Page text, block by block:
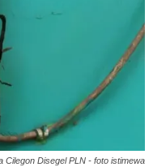
Cilegon Disegel PLN - foto istimewa